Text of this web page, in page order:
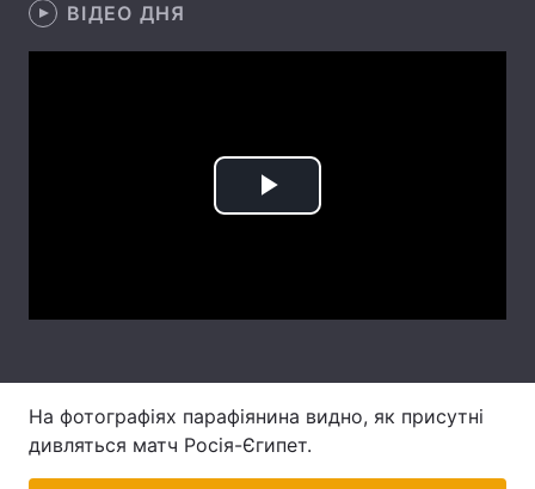
Здоров'я
Контакти
ВІДЕО ДНЯ
Play
На фотографіях парафіянина видно, як присутні
дивляться матч Росія-Єгипет.